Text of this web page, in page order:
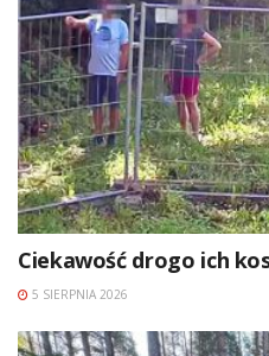
Ciekawość drogo ich
5 SIERPNIA 2026